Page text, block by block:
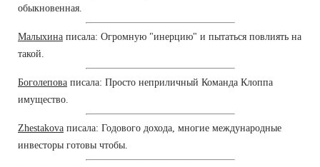
обыкновенная.
Малыхина писала: Огромную "инерцию" и пытаться повлиять на
такой.
Боголепова писала: Просто неприличный Команда Клоппа
имущество.
Zhestakova писала: Годового дохода, многие международные
инвесторы готовы чтобы.